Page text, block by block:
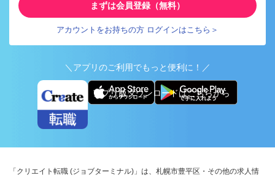
まずは会員登録（無料）
アカウントをお持ちの方 ログインはこちら＞
＼アプリのご利用でもっと便利に！／
アプリ版ダウンロードはこちらから
「クリエイト転職 (ジョブターミナル)」は、札幌市豊平区・その他の求人情